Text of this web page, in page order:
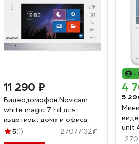
11 290 ₽
Видеодомофон Novicam
white magic 7 hd для
квартиры, дома и офиса
4821
5(1) 27077132
-
4
5
unit